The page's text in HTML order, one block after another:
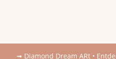
➟ Diamond Dream ARt •